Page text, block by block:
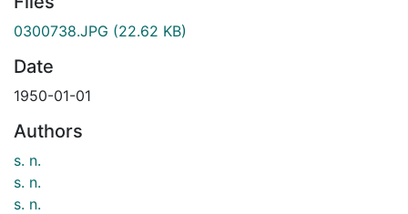
0300738.JPG (22.62 KB)
Date
1950-01-01
Authors
s. n.
s. n.
s. n.